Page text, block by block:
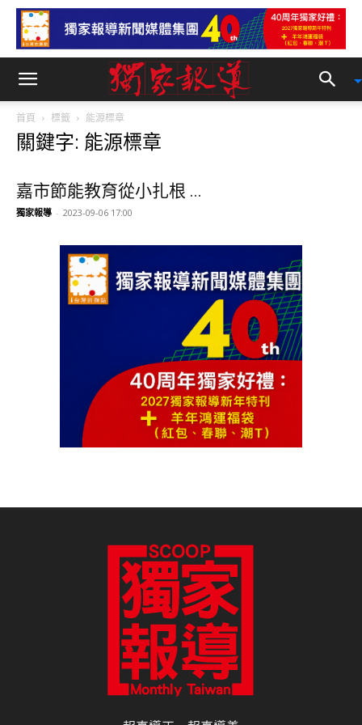
首頁 標籤 能源標章
關鍵字: 能源標章
嘉市節能教育從小扎根 ...
獨家報導 - 2023-09-06 17:00